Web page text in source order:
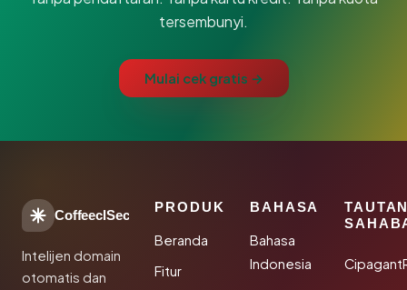
tersembunyi.
Mulai cek gratis →
CoffeeclSec
Intelijen domain
otomatis dan
PRODUK
Beranda
Fitur
BAHASA
Bahasa
Indonesia